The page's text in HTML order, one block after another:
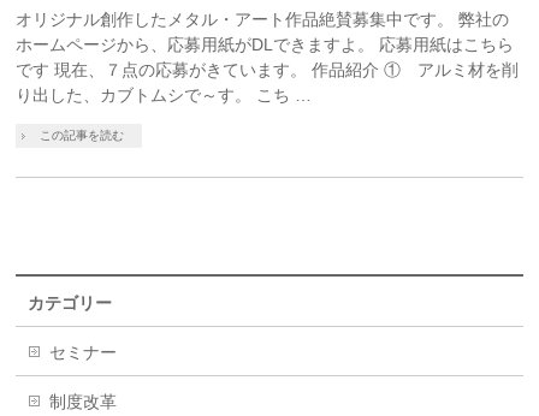
オリジナル創作したメタル・アート作品絶賛募集中です。 弊社の
ホームページから、応募用紙がDLできますよ。 応募用紙はこちら
です 現在、７点の応募がきています。 作品紹介 ① アルミ材を削
り出した、カブトムシで～す。 こち …
この記事を読む
カテゴリー
セミナー
制度改革